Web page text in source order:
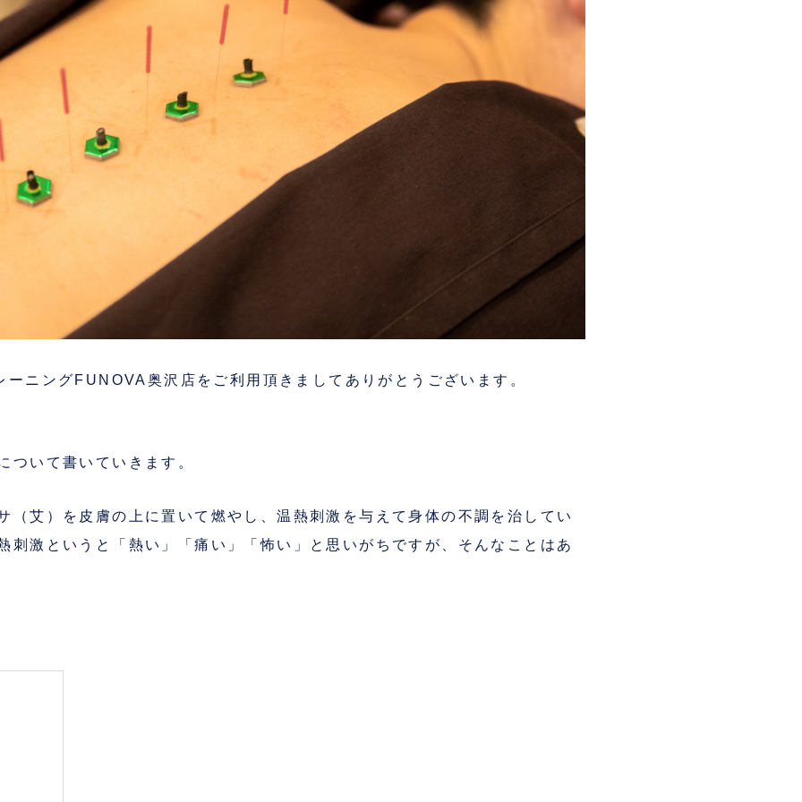
ーニングFUNOVA奥沢店をご利用頂きましてありがとうございます。
ついて書いていきます。
（艾）を皮膚の上に置いて燃やし、温熱刺激を与えて身体の不調を治してい
刺激というと「熱い」「痛い」「怖い」と思いがちですが、そんなことはあ